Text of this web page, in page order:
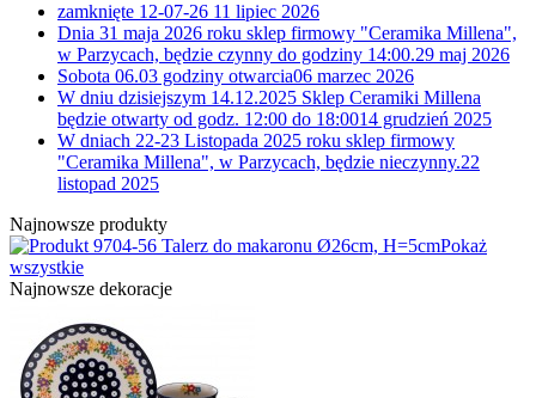
zamknięte 12-07-26 11 lipiec 2026
Dnia 31 maja 2026 roku sklep firmowy "Ceramika Millena",
w Parzycach, będzie czynny do godziny 14:00.29 maj 2026
Sobota 06.03 godziny otwarcia06 marzec 2026
W dniu dzisiejszym 14.12.2025 Sklep Ceramiki Millena
będzie otwarty od godz. 12:00 do 18:0014 grudzień 2025
W dniach 22-23 Listopada 2025 roku sklep firmowy
"Ceramika Millena", w Parzycach, będzie nieczynny.22
listopad 2025
Najnowsze produkty
4-56 Talerz do makaronu Ø26cm, H=5cmPokaż
wszystkie
Najnowsze dekoracje